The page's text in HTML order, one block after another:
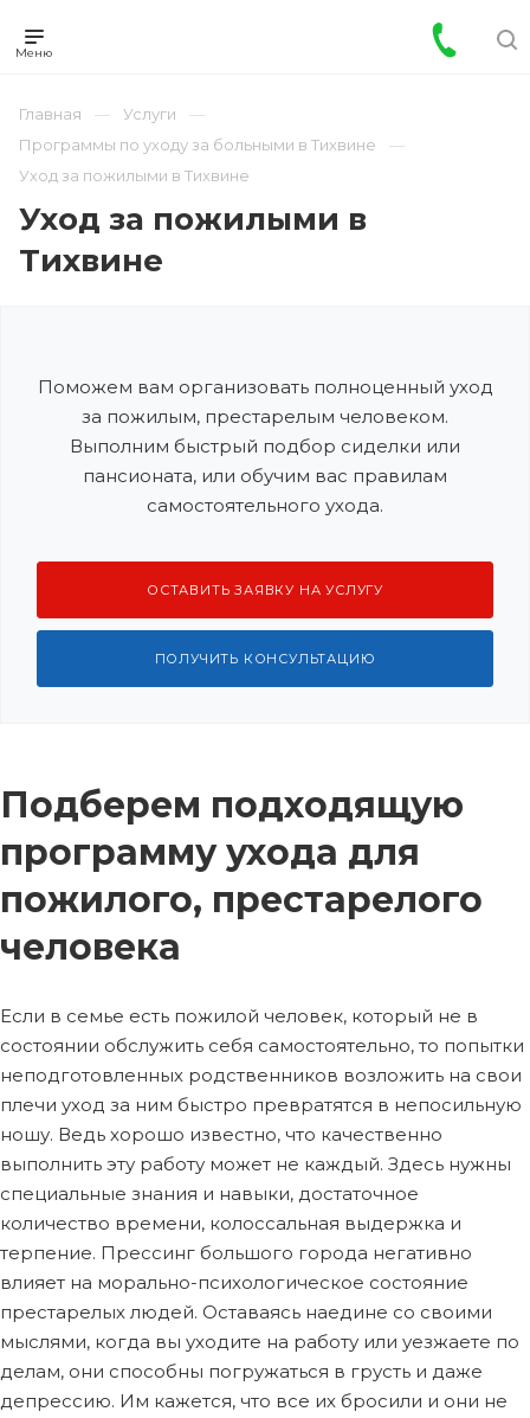
Главная
Услуги
Программы по уходу за больными в Тихвине
Уход за пожилыми в Тихвине
Уход за пожилыми в
Тихвине
Поможем вам организовать полноценный уход
за пожилым, престарелым человеком.
Выполним быстрый подбор сиделки или
пансионата, или обучим вас правилам
самостоятельного ухода.
ОСТАВИТЬ ЗАЯВКУ НА УСЛУГУ
ПОЛУЧИТЬ КОНСУЛЬТАЦИЮ
Подберем подходящую
программу ухода для
пожилого, престарелого
человека
Если в семье есть пожилой человек, который не в
состоянии обслужить себя самостоятельно, то попытки
неподготовленных родственников возложить на свои
плечи уход за ним быстро превратятся в непосильную
ношу. Ведь хорошо известно, что качественно
выполнить эту работу может не каждый. Здесь нужны
специальные знания и навыки, достаточное
количество времени, колоссальная выдержка и
терпение. Прессинг большого города негативно
влияет на морально-психологическое состояние
престарелых людей. Оставаясь наедине со своими
мыслями, когда вы уходите на работу или уезжаете по
делам, они способны погружаться в грусть и даже
депрессию. Им кажется, что все их бросили и они не